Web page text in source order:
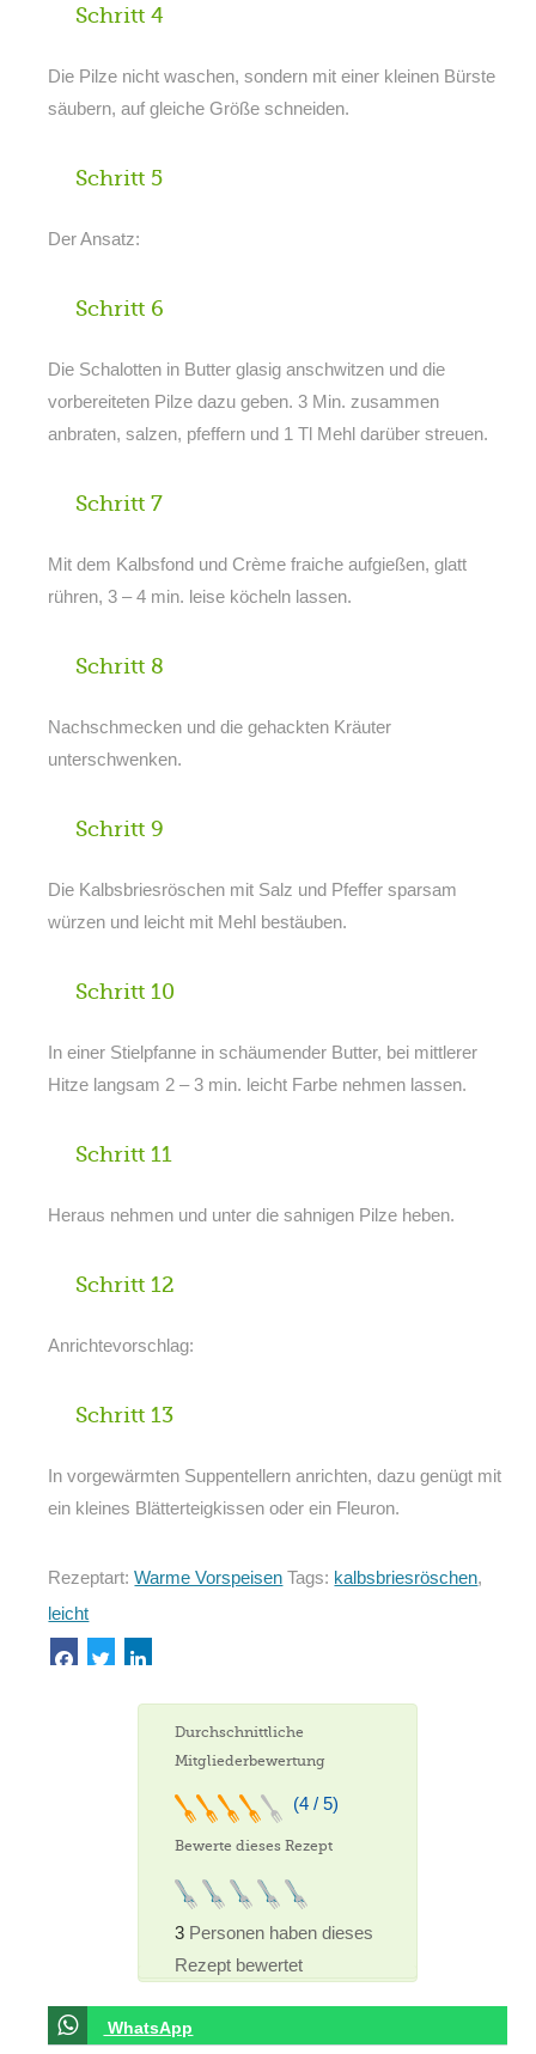
Schritt 4
Die Pilze nicht waschen, sondern mit einer kleinen Bürste
säubern, auf gleiche Größe schneiden.
Schritt 5
Der Ansatz:
Schritt 6
Die Schalotten in Butter glasig anschwitzen und die
vorbereiteten Pilze dazu geben. 3 Min. zusammen
anbraten, salzen, pfeffern und 1 Tl Mehl darüber streuen.
Schritt 7
Mit dem Kalbsfond und Crème fraiche aufgießen, glatt
rühren, 3 – 4 min. leise köcheln lassen.
Schritt 8
Nachschmecken und die gehackten Kräuter
unterschwenken.
Schritt 9
Die Kalbsbriesröschen mit Salz und Pfeffer sparsam
würzen und leicht mit Mehl bestäuben.
Schritt 10
In einer Stielpfanne in schäumender Butter, bei mittlerer
Hitze langsam 2 – 3 min. leicht Farbe nehmen lassen.
Schritt 11
Heraus nehmen und unter die sahnigen Pilze heben.
Schritt 12
Anrichtevorschlag:
Schritt 13
In vorgewärmten Suppentellern anrichten, dazu genügt mit
ein kleines Blätterteigkissen oder ein Fleuron.
Rezeptart:Warme Vorspeisen Tags: kalbsbriesröschen,
leicht
Durchschnittliche
Mitgliederbewertung
(4 / 5)
Bewerte dieses Rezept
3 Personen haben dieses
Rezept bewertet
WhatsApp